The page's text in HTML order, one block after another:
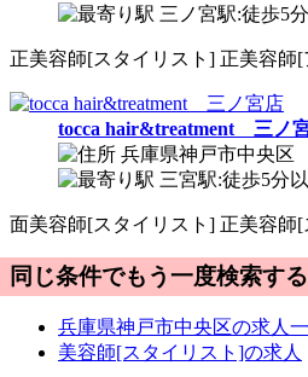
三ノ宮駅:徒歩5
正美容師[スタイリスト] 正美容師
tocca hair&treatment 三ノ
兵庫県神戸市中央区
三宮駅:徒歩5分
面美容師[スタイリスト] 正美容師
同じ条件でもう一度検索する
兵庫県神戸市中央区の求人
美容師[スタイリスト]の求人